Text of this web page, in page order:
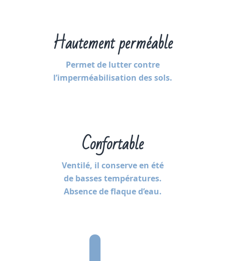
Hautement perméable
Permet de lutter contre
l’imperméabilisation des sols.
Confortable
Ventilé, il conserve en été
de basses températures.
Absence de flaque d’eau.